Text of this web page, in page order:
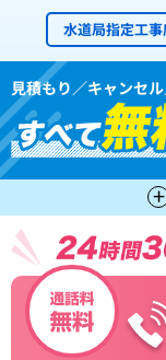
水道局指定工
見積もり／キャンセ